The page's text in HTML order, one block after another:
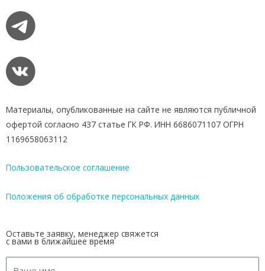
Материалы, опубликованные на сайте не являются публичной
офертой согласно 437 статье ГК РФ. ИНН 6686071107 ОГРН
1169658063112
Пользовательское соглашение
Положения об обработке персональных данных
Оставьте заявку, менеджер свяжется
с вами в ближайшее время